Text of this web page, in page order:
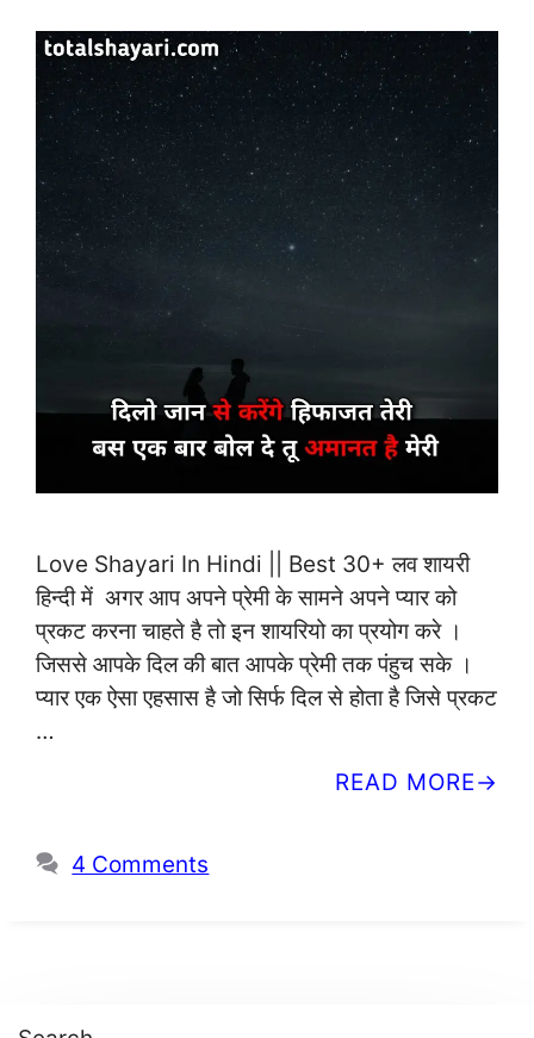
Love Shayari In Hindi || Best 30+ लव शायरी
हिन्दी में अगर आप अपने प्रेमी के सामने अपने प्यार को
प्रकट करना चाहते है तो इन शायरियो का प्रयोग करे ।
जिससे आपके दिल की बात आपके प्रेमी तक पंहुच सके ।
प्यार एक ऐसा एहसास है जो सिर्फ दिल से होता है जिसे प्रकट
…
READ MORE
4 Comments